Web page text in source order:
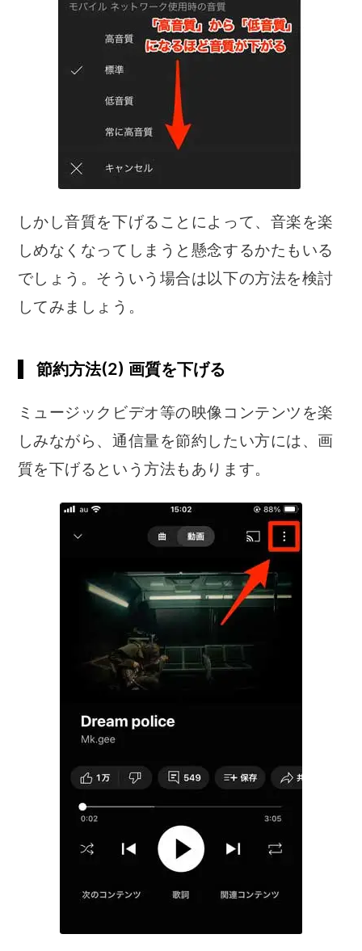
しかし音質を下げることによって、音楽を楽
しめなくなってしまうと懸念するかたもいる
でしょう。そういう場合は以下の方法を検討
してみましょう。
節約方法(2) 画質を下げる
ミュージックビデオ等の映像コンテンツを楽
しみながら、通信量を節約したい方には、画
質を下げるという方法もあります。